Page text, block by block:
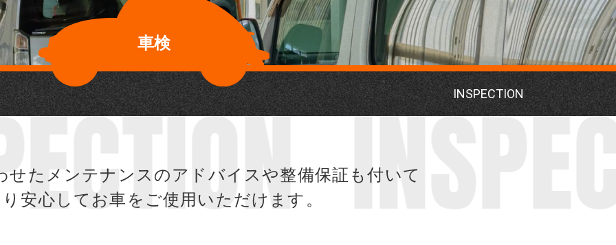
車検
INSPECTION
せたメンテナンスのアドバイスや整備保証も付いて
安心してお車をご使用いただけます。